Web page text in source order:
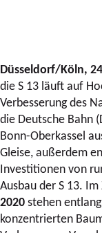
Düsseldorf/Köln,
die S 13 läuft auf
Verbesserung des
die Deutsche Bahn
Bonn-Oberkassel
Gleise, außerdem
Investitionen von
Ausbau der S 13.
2020stehen
konzentrierten